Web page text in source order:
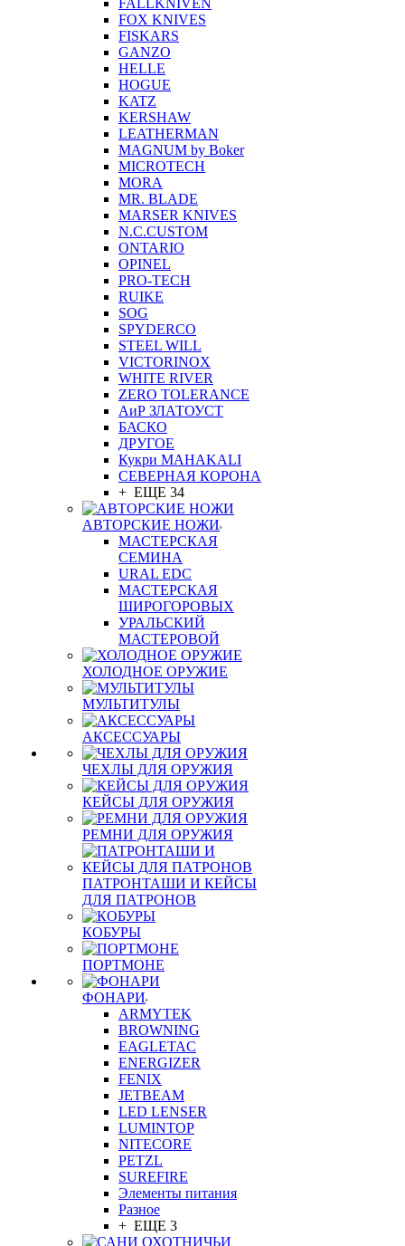
FALLKNIVEN
FOX KNIVES
FISKARS
GANZO
HELLE
HOGUE
KATZ
KERSHAW
LEATHERMAN
MAGNUM by Boker
MICROTECH
MORA
MR. BLADE
MARSER KNIVES
N.C.CUSTOM
ONTARIO
OPINEL
PRO-TECH
RUIKE
SOG
SPYDERCO
STEEL WILL
VICTORINOX
WHITE RIVER
ZERO TOLERANCE
АиР ЗЛАТОУСТ
БАСКО
ДРУГОЕ
Кукри MAHAKALI
СЕВЕРНАЯ КОРОНА
+ ЕЩЕ 34
АВТОРСКИЕ НОЖИ
МАСТЕРСКАЯ
СЕМИНА
URAL EDC
МАСТЕРСКАЯ
ШИРОГОРОВЫХ
УРАЛЬСКИЙ
МАСТЕРОВОЙ
ХОЛОДНОЕ ОРУЖИЕ
МУЛЬТИТУЛЫ
АКСЕССУАРЫ
ЧЕХЛЫ ДЛЯ ОРУЖИЯ
КЕЙСЫ ДЛЯ ОРУЖИЯ
РЕМНИ ДЛЯ ОРУЖИЯ
ПАТРОНТАШИ И КЕЙСЫ
ДЛЯ ПАТРОНОВ
КОБУРЫ
ПОРТМОНЕ
ФОНАРИ
ARMYTEK
BROWNING
EAGLETAC
ENERGIZER
FENIX
JETBEAM
LED LENSER
LUMINTOP
NITECORE
PETZL
SUREFIRE
Элементы питания
Разное
+ ЕЩЕ 3